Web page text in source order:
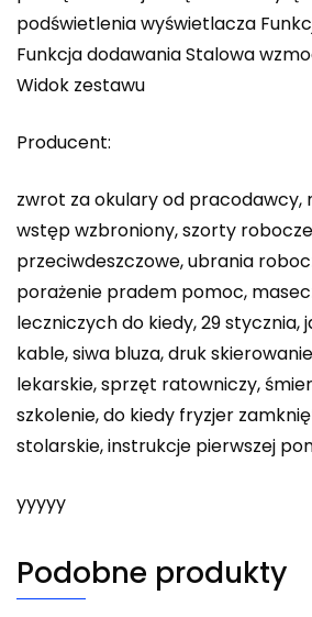
podświetlenia wyświetlacza
Funkcja dodawania Stalowa
Widok zestawu
Producent:
zwrot za okulary od pracodawcy,
wstęp wzbroniony, szorty
przeciwdeszczowe, ubrania
porażenie pradem pomoc,
leczniczych do kiedy, 29 stycznia,
kable, siwa bluza, druk
lekarskie, sprzęt ratowniczy,
szkolenie, do kiedy fryzjer
stolarskie, instrukcje pierwszej
yyyyy
Podobne produkty